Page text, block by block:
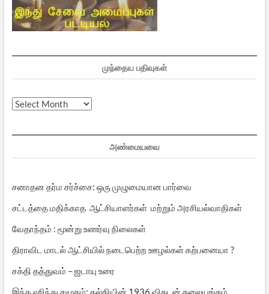
முந்தைய பதிவுகள்
முந்தைய
அண்மையவை
சனாதன தர்ம சர்ச்சை: ஒரு முழுமையான பார்வை
சட்டத்தை மதிக்காத ஆட்சியாளர்கள் மற்றும் அரசியல்வாதிகள்
வேதாந்தம் : மூன்று உணர்வு நிலைகள்
திராவிட மாடல் ஆட்சியில் நடைபெற்ற ஊழல்கள் கற்பனையா ?
சக்தி தத்துவம் – ஜடாயு உரை
இந்த ஹிந்து சமூகம்: கல்கியின் 1936 விகடன் தலையங்கம்